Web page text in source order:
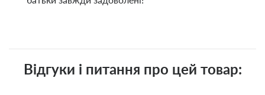
Відгуки і питання про цей товар: